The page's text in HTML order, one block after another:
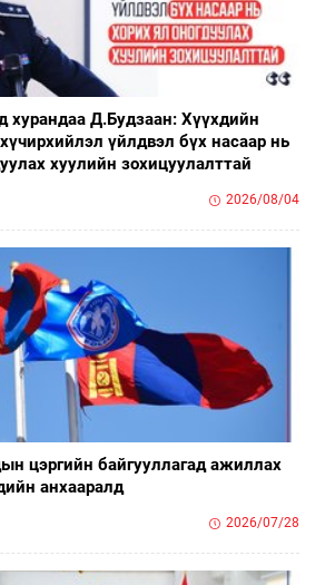
хурандаа Д.Будзаан: Хүүхдийн
үйлдвэл бүх насаар нь
хуулийн зохицуулалттай
2026/08/04
цэргийн байгууллагад ажиллах
анхааралд
2026/07/28